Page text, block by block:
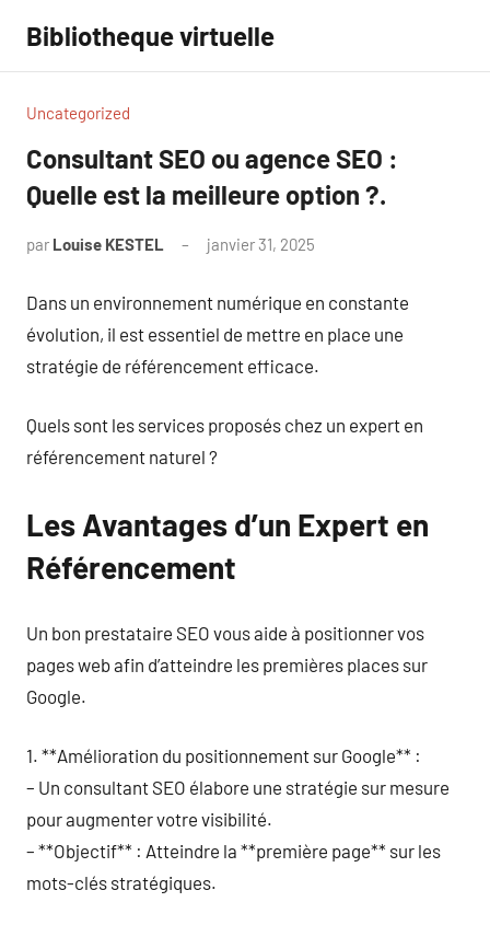
contenu
Bibliotheque virtuelle
Uncategorized
Consultant SEO ou agence SEO :
Quelle est la meilleure option ?.
par Louise KESTEL janvier 31, 2025
Dans un environnement numérique en constante
évolution, il est essentiel de mettre en place une
stratégie de référencement efficace.
Quels sont les services proposés chez un expert en
référencement naturel ?
Les Avantages d’un Expert en
Référencement
Un bon prestataire SEO vous aide à positionner vos
pages web afin d’atteindre les premières places sur
Google.
1. **Amélioration du positionnement sur Google** :
– Un consultant SEO élabore une stratégie sur mesure
pour augmenter votre visibilité.
– **Objectif** : Atteindre la **première page** sur les
mots-clés stratégiques.